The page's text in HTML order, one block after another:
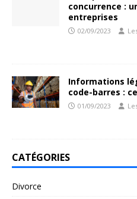
concurrence :
entreprises
02/09/2023
Informations
code-barres :
01/09/2023
CATÉGORIES
Divorce